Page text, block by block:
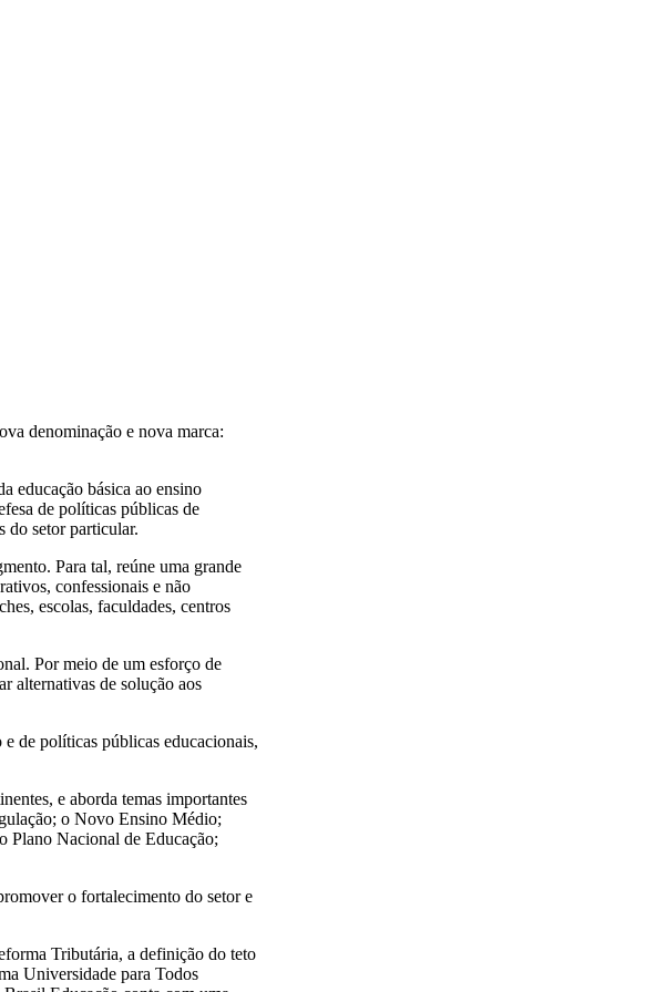
denominação e nova marca:
educação básica ao ensino
de políticas públicas de
do setor particular.
Para tal, reúne uma grande
confessionais e não
escolas, faculdades, centros
Por meio de um esforço de
alternativas de solução aos
de políticas públicas educacionais,
e aborda temas importantes
o Novo Ensino Médio;
Plano Nacional de Educação;
o fortalecimento do setor e
Tributária, a definição do teto
Universidade para Todos